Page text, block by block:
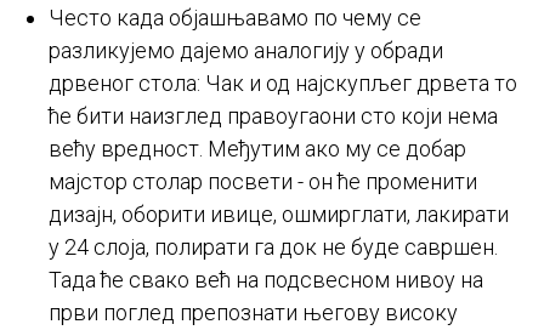
Често када објашњавамо по чему се
разликујемо дајемо аналогију у обради
дрвеног стола: Чак и од најскупљег дрвета то
ће бити наизглед правоугаони сто који нема
већу вредност. Међутим ако му се добар
мајстор столар посвети - он ће променити
дизајн, оборити ивице, ошмирглати, лакирати
у 24 слоја, полирати га док не буде савршен.
Тада ће свако већ на подсвесном нивоу на
први поглед препознати његову високу